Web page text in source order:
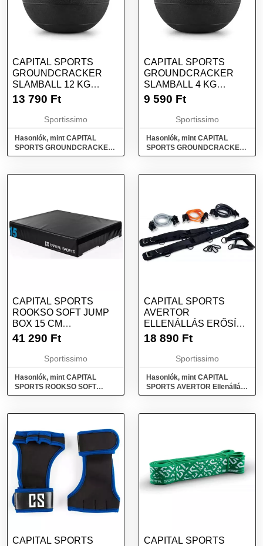
CAPITAL SPORTS
GROUNDCRACKER
SLAMBALL 12 KG
SLAMBALL, FEKETE,
13 790 Ft
Sportissimo
Hasonlók, mint CAPITAL
SPORTS GROUNDCRACKER
SLAMBALL 12 KG Slamball,
CAPITAL SPORTS
GROUNDCRACKER
SLAMBALL 4 KG
SLAMBALL, FEKETE,
9 590 Ft
Sportissimo
Hasonlók, mint CAPITAL
SPORTS GROUNDCRACKER
SLAMBALL 4 KG Slamball,
CAPITAL SPORTS
ROOKSO SOFT JUMP
BOX 15 CM
PLIOMETRIKUS
MÉRET
41 290 Ft
Sportissimo
Hasonlók, mint CAPITAL
SPORTS ROOKSO SOFT
JUMP BOX 15 CM
méret
CAPITAL SPORTS
AVERTOR
ELLENÁLLÁS ERŐSÍTŐ
SZETT, FEKETE,
18 890 Ft
Sportissimo
Hasonlók, mint CAPITAL
SPORTS AVERTOR Ellenállás
erősítő szett, fekete, méret
CAPITAL SPORTS
CAPITAL SPORTS